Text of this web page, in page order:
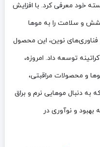
خود معرفی کرد. با افزایش
و سلامت را به موها
فناوری‌های نوین، این محصول
توسعه داد. امروزه،
و محصولات مراقبتی،
به دنبال موهایی نرم و براق
و نوآوری در